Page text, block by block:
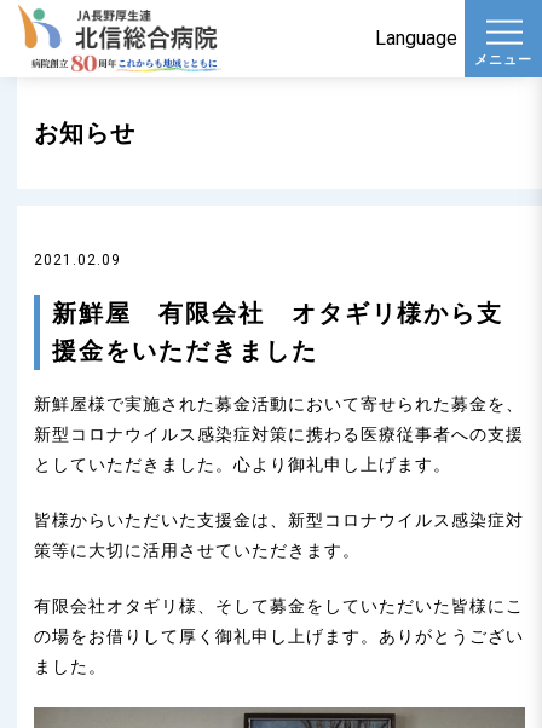
Language
t
o
a
t
o
メニュー
お知らせ
2021.02.09
新鮮屋 有限会社 オタギリ様から支
援金をいただきました
新鮮屋様で実施された募金活動において寄せられた募金を、
新型コロナウイルス感染症対策に携わる医療従事者への支援
としていただきました。心より御礼申し上げます。
皆様からいただいた支援金は、新型コロナウイルス感染症対
策等に大切に活用させていただきます。
有限会社オタギリ様、そして募金をしていただいた皆様にこ
の場をお借りして厚く御礼申し上げます。ありがとうござい
ました。